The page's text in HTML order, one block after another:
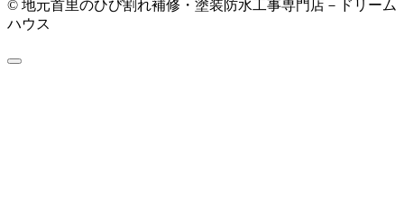
© 地元首里のひび割れ補修・塗装防水工事専門店－ドリーム
ハウス